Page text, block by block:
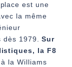
est une
la même
dès 1979.Sur
la F8
la Williams